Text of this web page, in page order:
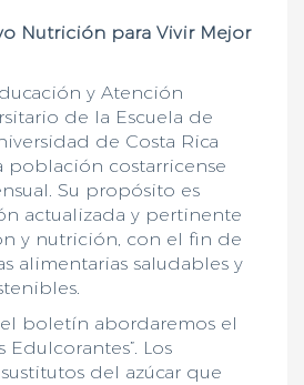
Nutrición para Vivir Mejor
y Atención
de la Escuela de
de Costa Rica
población costarricense
Su propósito es
actualizada y pertinente
y nutrición, con el fin de
alimentarias saludables y
boletín abordaremos el
Edulcorantes”. Los
del azúcar que